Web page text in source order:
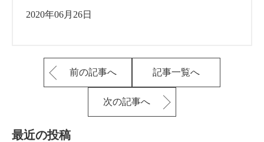
2020年06月26日
前の記事へ 記事一覧へ
次の記事へ
最近の投稿